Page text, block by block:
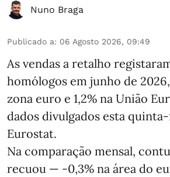
Nuno Braga
Publicado a: 06 Agosto 2026, 09:49
As vendas a retalho
homólogos em junho de
zona euro e 1,2% na União
dados divulgados esta
Eurostat.
Na comparação mensal,
recuou — -0,3% na área do